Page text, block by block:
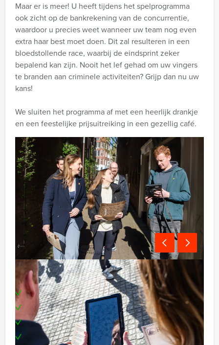
Maar er is meer! U heeft tijdens het spelprogramma
ook zicht op de bankrekening van de concurrentie,
waardoor u precies weet wanneer uw team nog even
extra haar best moet doen. Dit zal resulteren in een
bloedstollende race, waarbij de eindsprint zeker
bepalend kan zijn. Nooit het lef gehad om uw vingers
te branden aan criminele activiteiten? Grijp dan nu uw
kans!
We sluiten het programma af met een heerlijk drankje
en een feestelijke prijsuitreiking in een gezellig café.
Inclusief:
Enthousiaste begeleiding
1 Drankje
GPS Tablets
Leuke prijs voor het beste team